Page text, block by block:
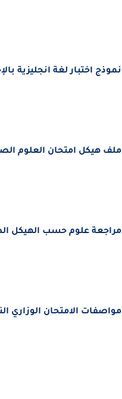
نموذج اختبار لغة انجليزية
ملف هيكل امتحان العلوم
مراجعة علوم حسب الهيكل
مواصفات الامتحان الوزاري